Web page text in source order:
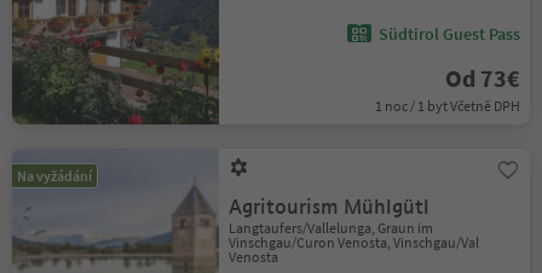
Südtirol Guest Pass
Od 73€
1 noc / 1 byt Včetně DPH
Na vyžádání
Agritourism Mühlgütl
Langtaufers/Vallelunga, Graun im
Vinschgau/Curon Venosta, Vinschgau/Val
Venosta